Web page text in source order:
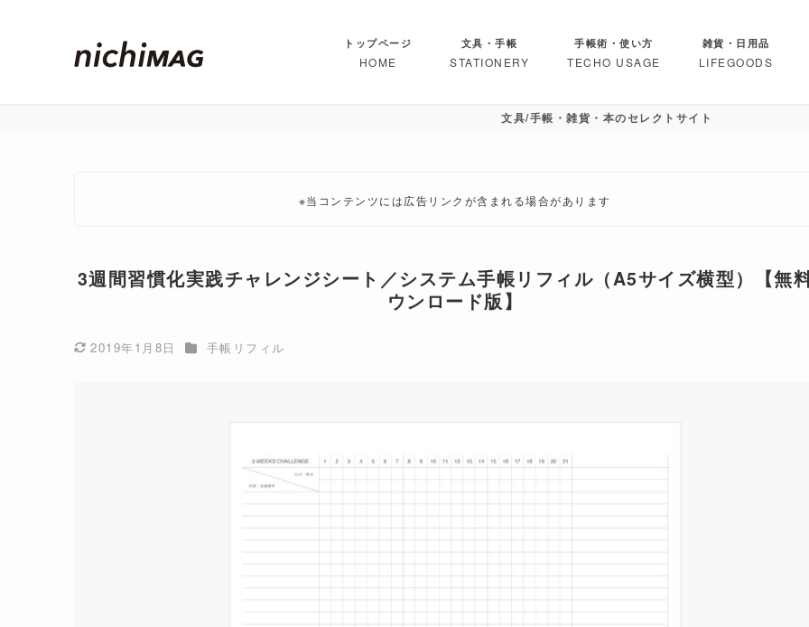
トップページ
HOME
文具・手帳
STATIONERY
手帳術・使い方
TECHO USAGE
雑貨・日用品
LIFEGOODS
文具/手帳・雑貨・本のセレクトサイト
※当コンテンツには広告リンクが含まれる場合があります
3週間習慣化実践チャレンジシート／システム手帳リフィル（A5サイズ横型）【無
ウンロード版】
更新日
2019年1月8日 カテゴリー
手帳リフィル